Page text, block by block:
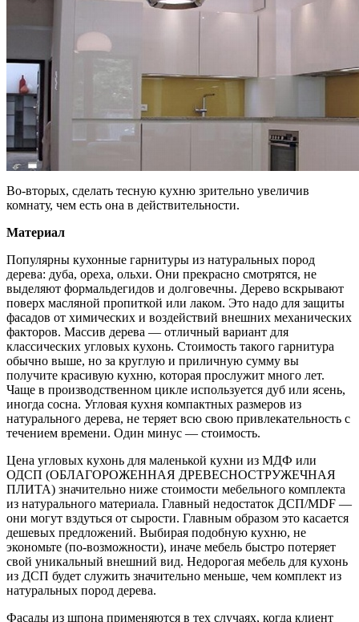
Во-вторых, сделать тесную кухню зрительно увеличив
комнату, чем есть она в действительности.
Материал
Популярны кухонные гарнитуры из натуральных пород
дерева: дуба, ореха, ольхи. Они прекрасно смотрятся, не
выделяют формальдегидов и долговечны. Дерево вскрывают
поверх масляной пропиткой или лаком. Это надо для защиты
фасадов от химических и воздействий внешних механических
факторов. Массив дерева — отличный вариант для
классических угловых кухонь. Стоимость такого гарнитура
обычно выше, но за круглую и приличную сумму вы
получите красивую кухню, которая прослужит много лет.
Чаще в производственном цикле используется дуб или ясень,
иногда сосна. Угловая кухня компактных размеров из
натурального дерева, не теряет всю свою привлекательность с
течением времени. Один минус — стоимость.
Цена угловых кухонь для маленькой кухни из МДФ или
ОДСП (ОБЛАГОРОЖЕННАЯ ДРЕВЕСНОСТРУЖЕЧНАЯ
ПЛИТА) значительно ниже стоимости мебельного комплекта
из натурального материала. Главный недостаток ДСП/MDF —
они могут вздуться от сырости. Главным образом это касается
дешевых предложений. Выбирая подобную кухню, не
экономьте (по-возможности), иначе мебель быстро потеряет
свой уникальный внешний вид. Недорогая мебель для кухонь
из ДСП будет служить значительно меньше, чем комплект из
натуральных пород дерева.
Фасады из шпона применяются в тех случаях, когда клиент